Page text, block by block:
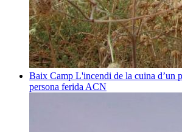
Baix Camp L'incendi de la cuina d’un
persona ferida ACN